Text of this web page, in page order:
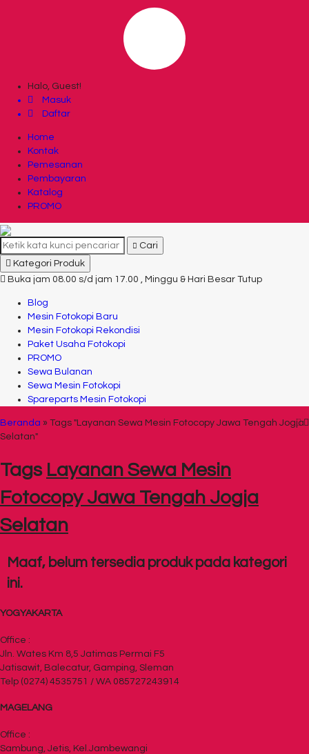
Halo, Guest!
Masuk
Daftar
Home
Kontak
Pemesanan
Pembayaran
Katalog
PROMO
Cari
Kategori Produk
Buka jam 08.00 s/d jam 17.00 , Minggu & Hari Besar Tutup
Blog
Mesin Fotokopi Baru
Mesin Fotokopi Rekondisi
Paket Usaha Fotokopi
PROMO
Sewa Bulanan
Sewa Mesin Fotokopi
Spareparts Mesin Fotokopi
Beranda » Tags "Layanan Sewa Mesin Fotocopy Jawa Tengah Jogja
Selatan"
Tags Layanan Sewa Mesin
Fotocopy Jawa Tengah Jogja
Selatan
Maaf, belum tersedia produk pada kategori
ini.
YOGYAKARTA
Office :
Jln. Wates Km 8,5 Jatimas Permai F5
Jatisawit, Balecatur, Gamping, Sleman
Telp (0274) 4535751 / WA 085727243914
MAGELANG
Office :
Sambung, Jetis, Kel.Jambewangi